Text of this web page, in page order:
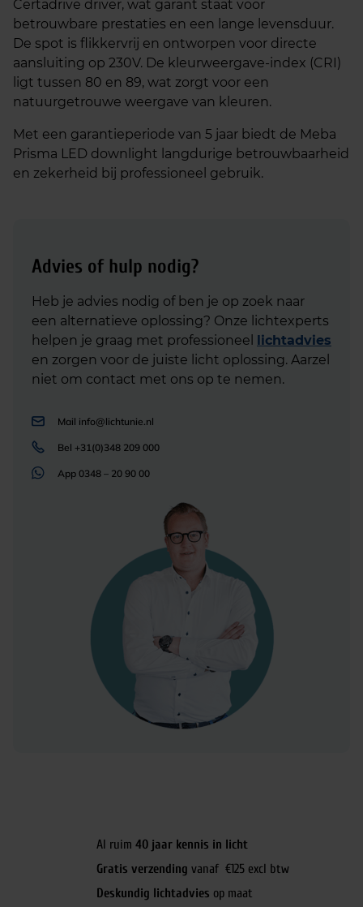
Certadrive driver, wat garant staat voor
betrouwbare prestaties en een lange levensduur.
De spot is flikkervrij en ontworpen voor directe
aansluiting op 230V. De kleurweergave-index (CRI)
ligt tussen 80 en 89, wat zorgt voor een
natuurgetrouwe weergave van kleuren.
Met een garantieperiode van 5 jaar biedt de Meba
Prisma LED downlight langdurige betrouwbaarheid
en zekerheid bij professioneel gebruik.
Advies of hulp nodig?
Heb je advies nodig of ben je op zoek naar
een alternatieve oplossing? Onze lichtexperts
helpen je graag met professioneel lichtadvies
en zorgen voor de juiste licht oplossing. Aarzel
niet om contact met ons op te nemen.
Mail info@lichtunie.nl
Bel +31(0)348 209 000
App 0348 – 20 90 00
Al ruim 40 jaar kennis in licht
Gratis verzending vanaf €125 excl btw
Deskundig lichtadvies op maat